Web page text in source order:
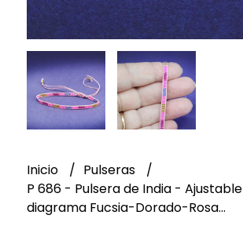
Inicio
Pulseras
P 686 - Pulsera de India -
diagrama Fucsia-Dorado-Rosa...